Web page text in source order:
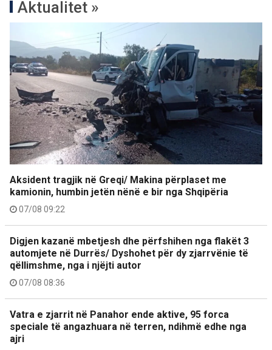
Aktualitet »
Aksident tragjik në Greqi/ Makina përplaset me
kamionin, humbin jetën nënë e bir nga Shqipëria
07/08 09:22
Digjen kazanë mbetjesh dhe përfshihen nga flakët 3
automjete në Durrës/ Dyshohet për dy zjarrvënie të
qëllimshme, nga i njëjti autor
07/08 08:36
Vatra e zjarrit në Panahor ende aktive, 95 forca
speciale të angazhuara në terren, ndihmë edhe nga
ajri